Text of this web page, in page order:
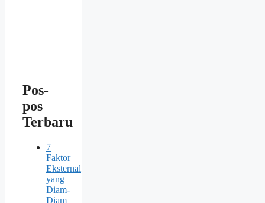
Pos-
pos
Terbaru
7
Faktor
Eksternal
yang
Diam-
Diam